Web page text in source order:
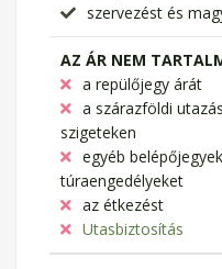
szervezést és
AZ ÁR NEM
a repülőjegy árát
a szárazföldi
szigeteken
egyéb
túraengedélyeket
az étkezést
Utasbiztosítás